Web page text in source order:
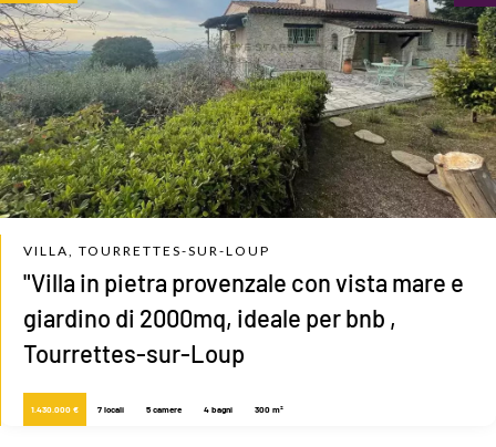
VILLA, TOURRETTES-SUR-LOUP
"Villa in pietra provenzale con vista mare e
giardino di 2000mq, ideale per bnb ,
Tourrettes-sur-Loup
1.430.000 € 7 locali 5 camere 4 bagni 300 m²